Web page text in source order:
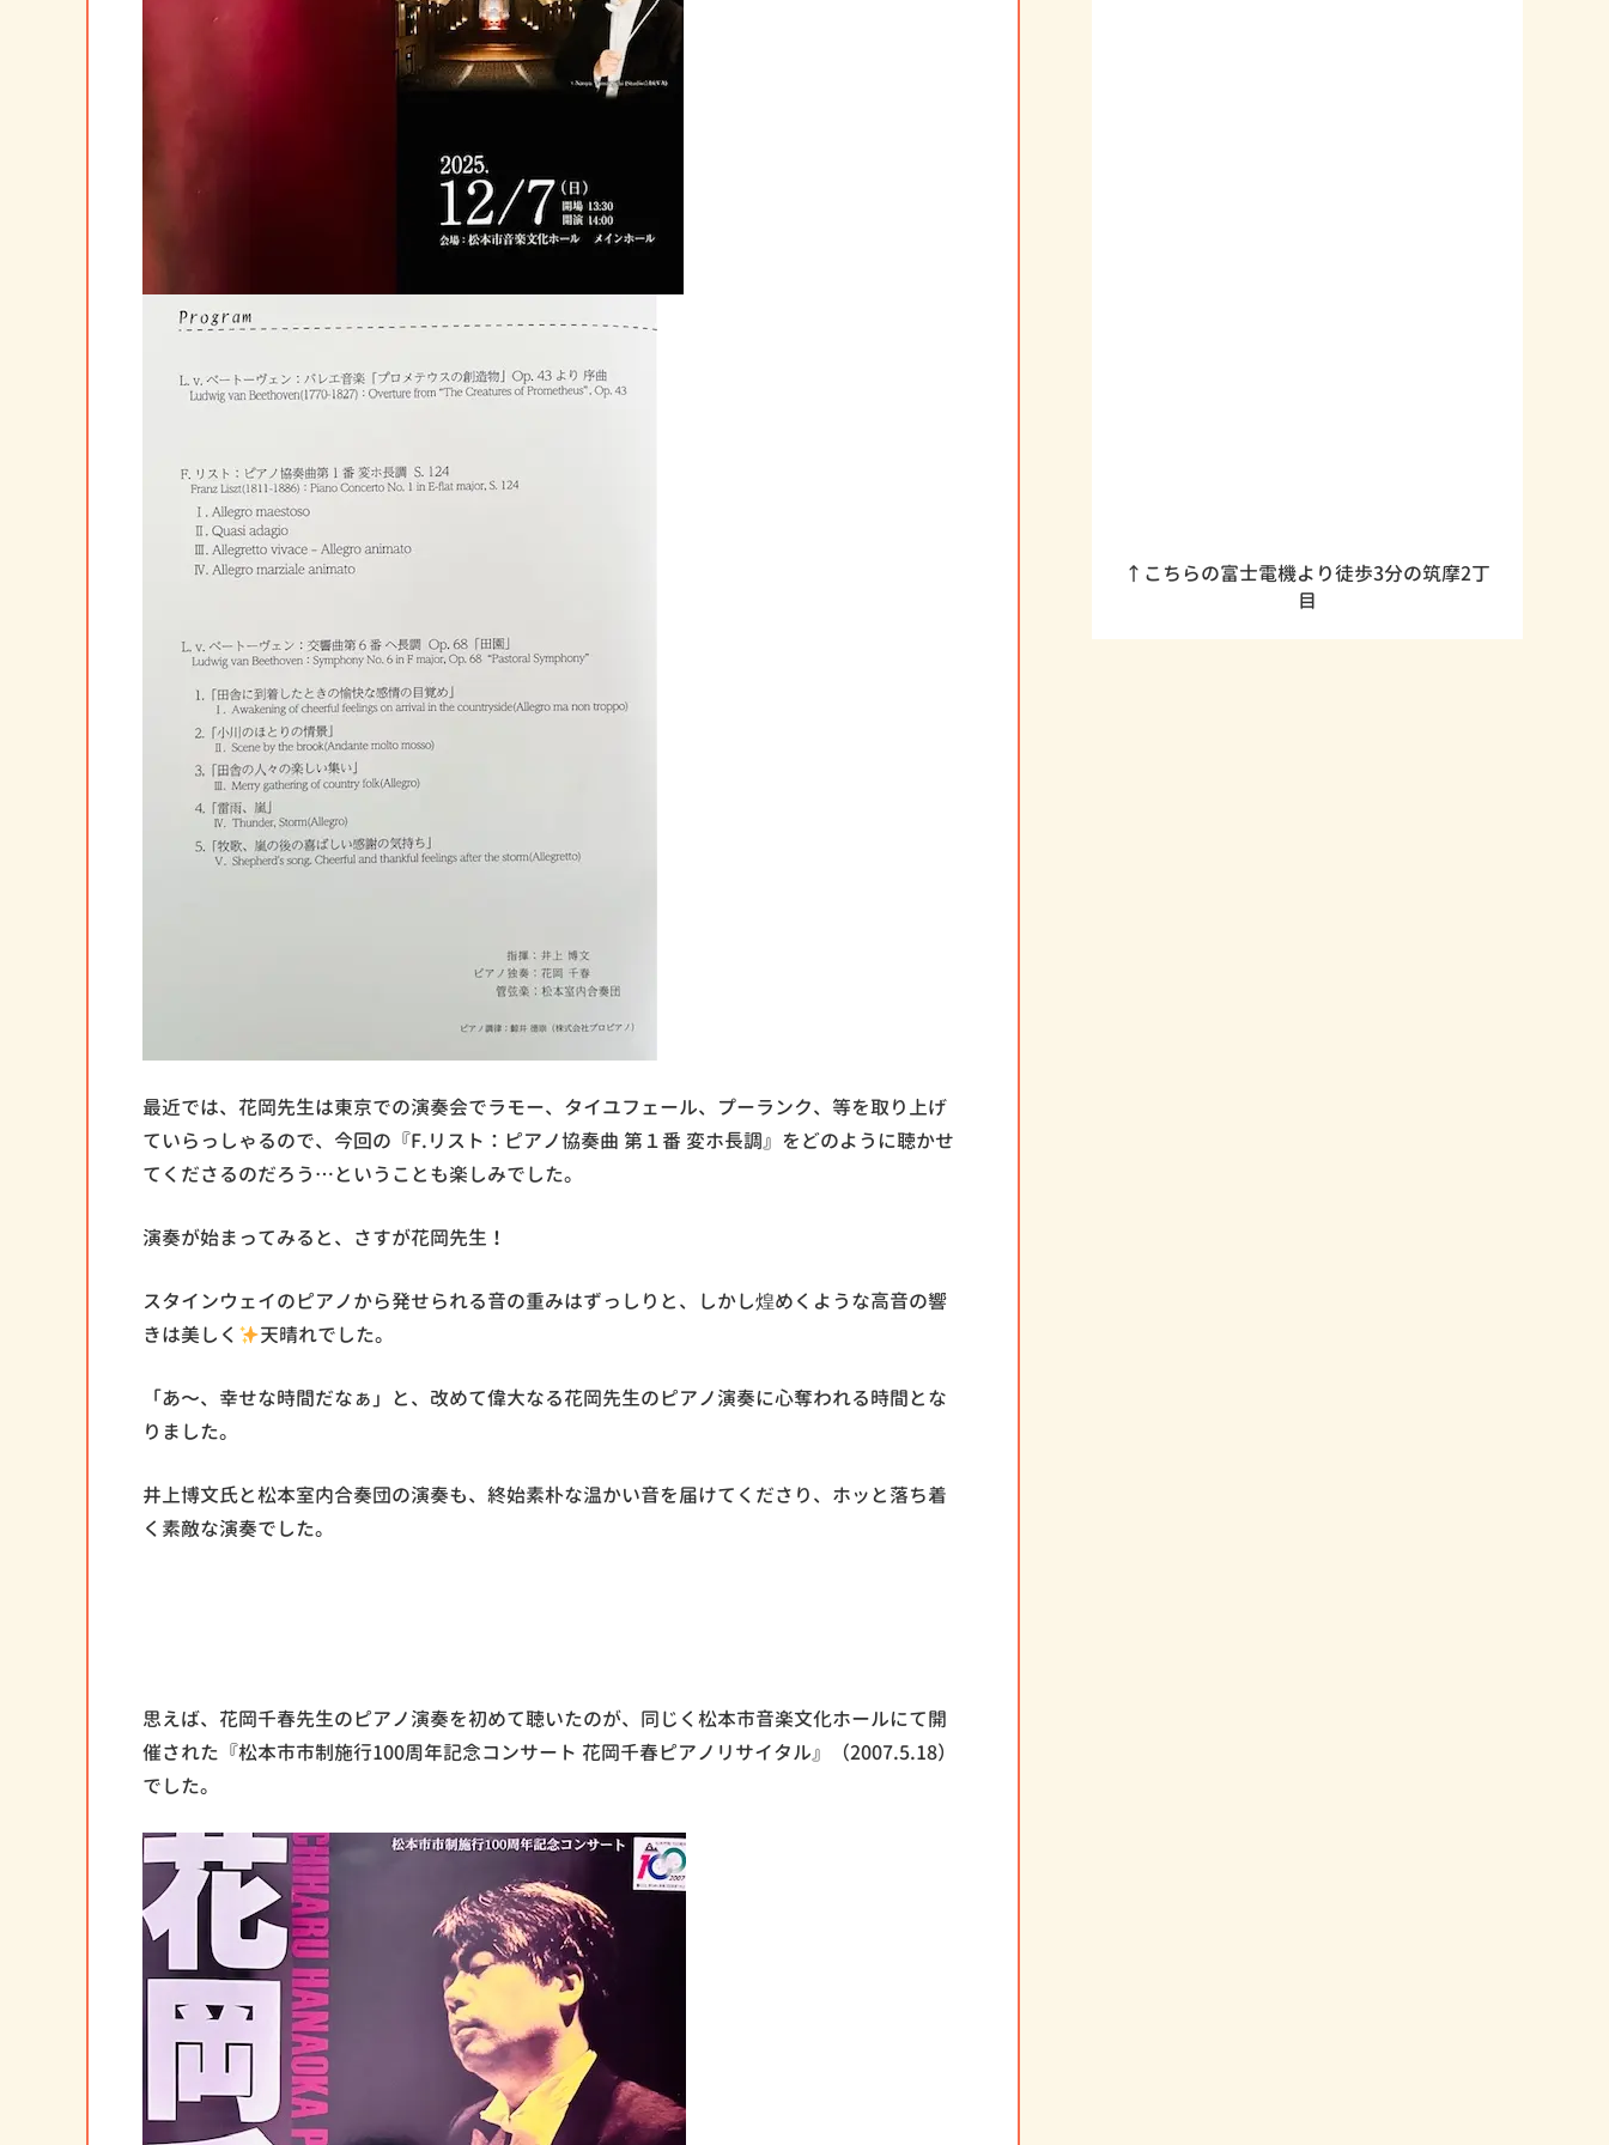
最近では、花岡先生は東京での演奏会でラモー、タイユフェール、プーランク、等を取り上げ
ていらっしゃるので、今回の『F.リスト：ピアノ協奏曲 第１番 変ホ長調』をどのように聴かせ
てくださるのだろう…ということも楽しみでした。
演奏が始まってみると、さすが花岡先生！
スタインウェイのピアノから発せられる音の重みはずっしりと、しかし煌めくような高音の響
きは美しく
天晴れでした。
「あ〜、幸せな時間だなぁ」と、改めて偉大なる花岡先生のピアノ演奏に心奪われる時間とな
りました。
井上博文氏と松本室内合奏団の演奏も、終始素朴な温かい音を届けてくださり、ホッと落ち着
く素敵な演奏でした。
思えば、花岡千春先生のピアノ演奏を初めて聴いたのが、同じく松本市音楽文化ホールにて開
催された『松本市市制施行100周年記念コンサート 花岡千春ピアノリサイタル』（2007.5.18）
でした。
↑こちらの富士電機より徒歩3分の筑摩2丁
目